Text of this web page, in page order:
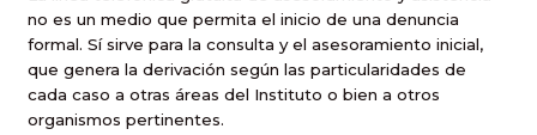
no es un medio que permita el inicio de una denuncia
formal. Sí sirve para la consulta y el asesoramiento inicial,
que genera la derivación según las particularidades de
cada caso a otras áreas del Instituto o bien a otros
organismos pertinentes.